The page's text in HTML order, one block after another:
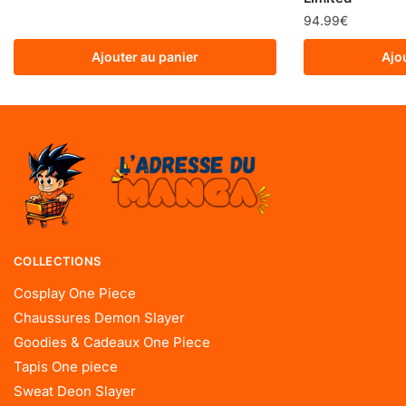
Ajouter au panier
94.99€
COLLECTIONS
Cosplay One Piece
Chaussures Demon Slayer
Goodies & Cadeaux One Piece
Tapis One piece
Sweat Deon Slayer